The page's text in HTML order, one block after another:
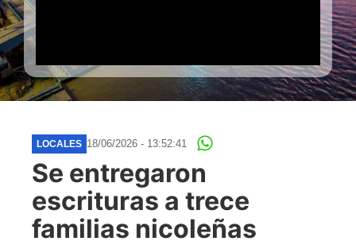
LOCALES 18/06/2026 - 13:52:41
Se entregaron
escrituras a trece
familias nicoleñas